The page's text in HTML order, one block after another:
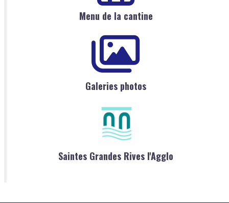
Menu de la cantine
Galeries photos
Saintes Grandes Rives l'Agglo